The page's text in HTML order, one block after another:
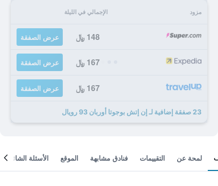
مزود الإجمالي في الليلة
148 ﷼ عرض الصفقة
167 ﷼ عرض الصفقة
167 ﷼ عرض الصفقة
23 صفقة إضافية لـ إن إتش بوجوتا أوربان 93 رويال
لمحة عن التقييمات فنادق مشابهة الموقع الأسئلة الشائعة